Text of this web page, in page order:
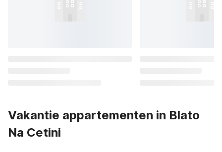
Vakantie appartementen in Blato
Na Cetini